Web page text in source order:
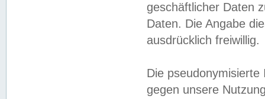
geschäftlicher Daten
Daten. Die Angabe
ausdrücklich freiwillig.
Die
gegen unsere